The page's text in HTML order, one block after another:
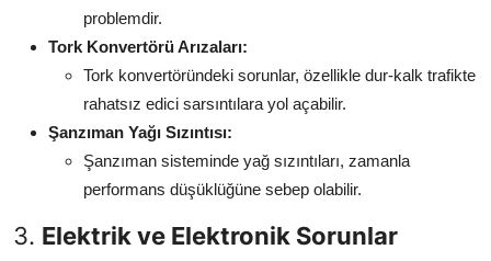
problemdir.
Tork Konvertörü Arızaları:
Tork konvertöründeki sorunlar, özellikle dur-kalk trafikte
rahatsız edici sarsıntılara yol açabilir.
Şanzıman Yağı Sızıntısı:
Şanzıman sisteminde yağ sızıntıları, zamanla
performans düşüklüğüne sebep olabilir.
3. Elektrik ve Elektronik Sorunlar